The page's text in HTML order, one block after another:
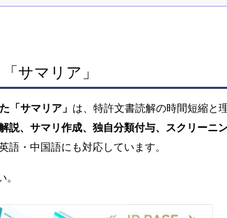
サマリア」
「サマリア」 は、特許文書読解の時間短縮と
説、サマリ作成、独自分類付与、スクリーニ
・中国語にも対応しています。